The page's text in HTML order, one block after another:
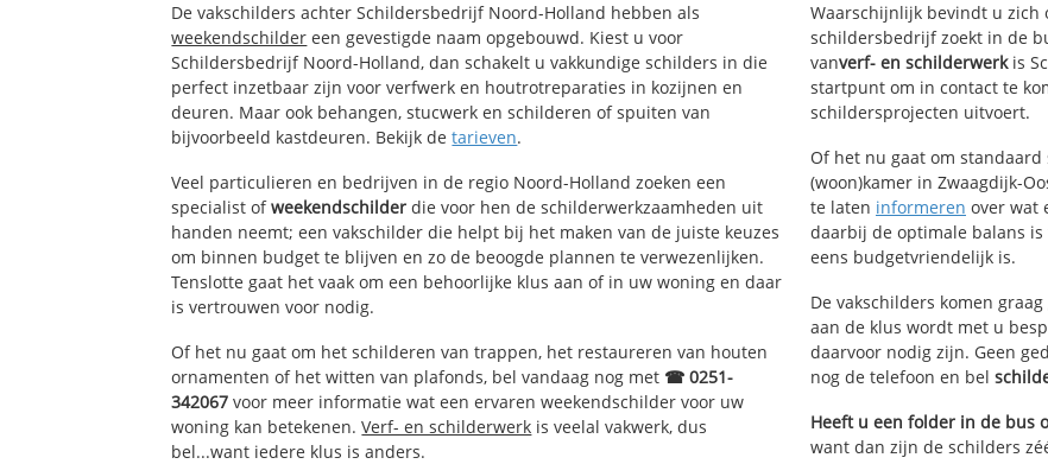
De vakschilders achter Schildersbedrijf Noord-Holland hebben als
weekendschilder een gevestigde naam opgebouwd. Kiest u voor
Schildersbedrijf Noord-Holland, dan schakelt u vakkundige schilders in die
perfect inzetbaar zijn voor verfwerk en houtrotreparaties in kozijnen en
deuren. Maar ook behangen, stucwerk en schilderen of spuiten van
bijvoorbeeld kastdeuren. Bekijk detarieven.
Veel particulieren en bedrijven in de regio Noord-Holland zoeken een
specialist ofweekendschilder die voor hen de schilderwerkzaamheden uit
handen neemt; een vakschilder die helpt bij het maken van de juiste keuzes
om binnen budget te blijven en zo de beoogde plannen te verwezenlijken.
Tenslotte gaat het vaak om een behoorlijke klus aan of in uw woning en daar
is vertrouwen voor nodig.
Of het nu gaat om het schilderen van trappen, het restaureren van houten
ornamenten of het witten van plafonds, bel vandaag nog met ☎ 0251-
342067 voor meer informatie wat een ervaren weekendschilder voor uw
woning kan betekenen.Verf- en schilderwerk is veelal vakwerk, dus
bel...want iedere klus is anders.
Waarschijnlijk bevindt u zich
schildersbedrijf zoekt in de
vanverf- en schilderwerkis
startpunt om in contact te
schildersprojecten uitvoert.
Of het nu gaat om
(woon)kamer in Zwaagdijk-
te laten informeren over wat
daarbij de optimale balans
eens budgetvriendelijk is.
De vakschilders komen
aan de klus wordt met u
daarvoor nodig zijn. Geen
nog de telefoon en bel
Heeft u een folder in de bus
want dan zijn de schilders